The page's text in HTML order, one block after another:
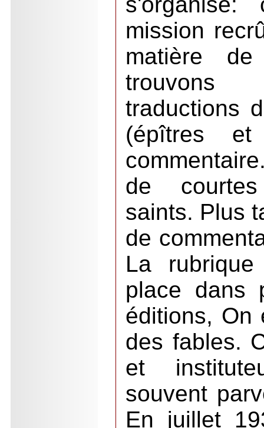
mission
matière
trouvons
traductions
(épîtres et
de
saints. Plus
de
La
place dans
éditions, On
des fables.
et
souvent
En juillet